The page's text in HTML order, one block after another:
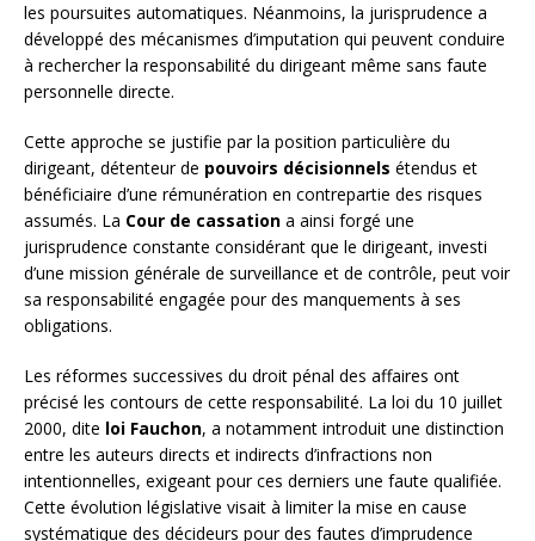
les poursuites automatiques. Néanmoins, la jurisprudence a
développé des mécanismes d’imputation qui peuvent conduire
à rechercher la responsabilité du dirigeant même sans faute
personnelle directe.
Cette approche se justifie par la position particulière du
dirigeant, détenteur de pouvoirs décisionnels étendus et
bénéficiaire d’une rémunération en contrepartie des risques
assumés. La Cour de cassation a ainsi forgé une
jurisprudence constante considérant que le dirigeant, investi
d’une mission générale de surveillance et de contrôle, peut voir
sa responsabilité engagée pour des manquements à ses
obligations.
Les réformes successives du droit pénal des affaires ont
précisé les contours de cette responsabilité. La loi du 10 juillet
2000, dite loi Fauchon, a notamment introduit une distinction
entre les auteurs directs et indirects d’infractions non
intentionnelles, exigeant pour ces derniers une faute qualifiée.
Cette évolution législative visait à limiter la mise en cause
systématique des décideurs pour des fautes d’imprudence